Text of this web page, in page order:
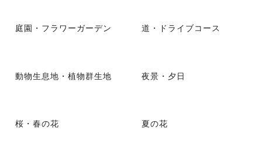
庭園・フラワーガーデン 道・ドライブコース
動物生息地・植物群生地 夜景・夕日
桜・春の花 夏の花